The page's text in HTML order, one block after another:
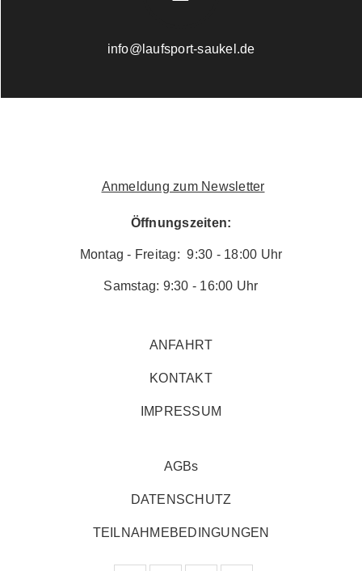
info@laufsport-saukel.de
Anmeldung zum Newsletter
Öffnungszeiten:
Montag - Freitag: 9:30 - 18:00 Uhr
Samstag: 9:30 - 16:00 Uhr
ANFAHRT
KONTAKT
IMPRESSUM
AGBs
DATENSCHUTZ
TEILNAHMEBEDINGUNGEN